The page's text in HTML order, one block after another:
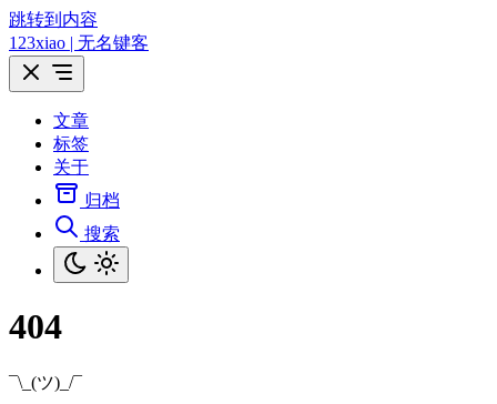
跳转到内容
123xiao | 无名键客
文章
标签
关于
归档
搜索
404
¯\_(ツ)_/¯